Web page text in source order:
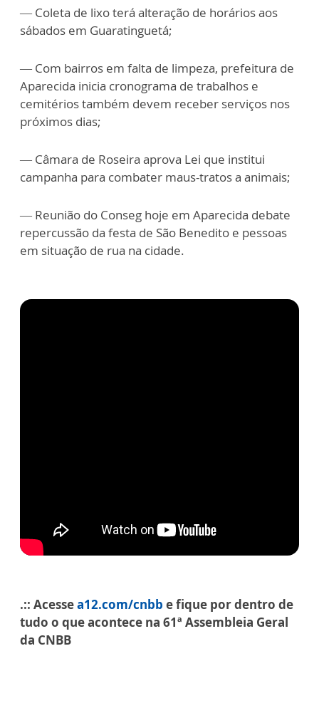
— Coleta de lixo terá alteração de horários aos
sábados em Guaratinguetá;
— Com bairros em falta de limpeza, prefeitura de
Aparecida inicia cronograma de trabalhos e
cemitérios também devem receber serviços nos
próximos dias;
— Câmara de Roseira aprova Lei que institui
campanha para combater maus-tratos a animais;
— Reunião do Conseg hoje em Aparecida debate
repercussão da festa de São Benedito e pessoas
em situação de rua na cidade.
.:: Acessea12.com/cnbb e fique por dentro de
tudo o que acontece na 61ª Assembleia Geral
da CNBB